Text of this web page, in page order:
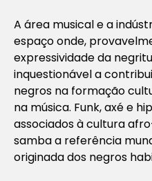
A área musical e a
espaço onde,
expressividade da
inquestionável a
negros na formação
na música. Funk, axé e
associados à cultura
samba a referência
originada dos negros